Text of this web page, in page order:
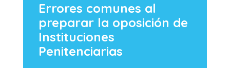
Errores comunes al
preparar la oposición de
Instituciones
Penitenciarias